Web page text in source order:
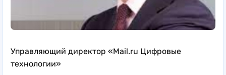
Управляющий директор «Mail.ru Цифровые
технологии»